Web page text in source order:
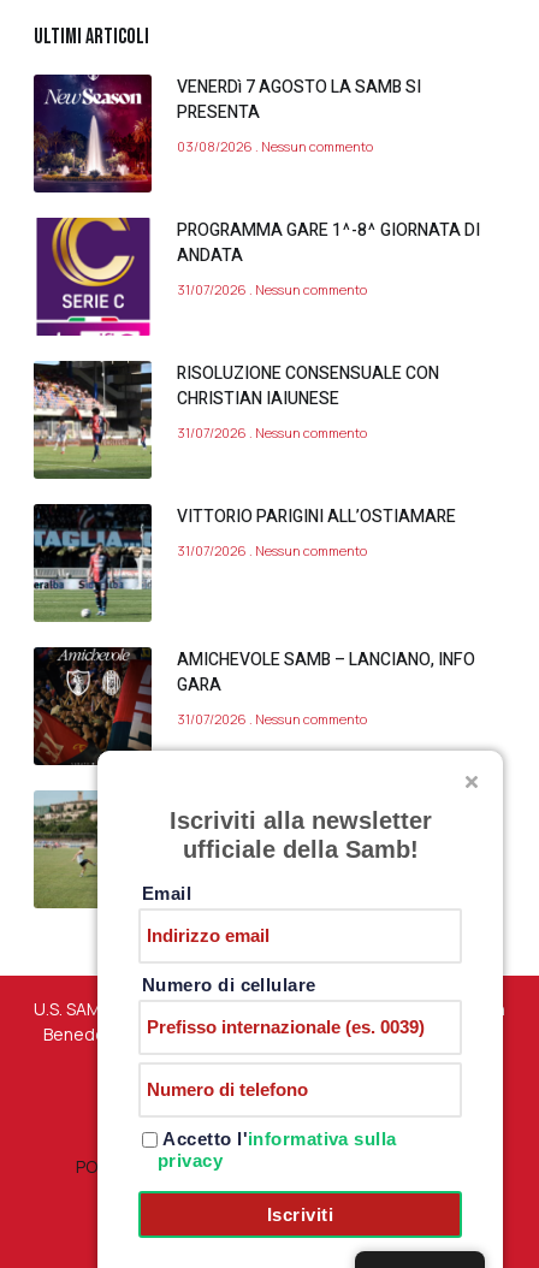
ULTIMI ARTICOLI
VENERDì 7 AGOSTO LA SAMB SI
PRESENTA
03/08/2026 Nessun commento
PROGRAMMA GARE 1^-8^ GIORNATA DI
ANDATA
31/07/2026 Nessun commento
RISOLUZIONE CONSENSUALE CON
CHRISTIAN IAIUNESE
31/07/2026 Nessun commento
VITTORIO PARIGINI ALL’OSTIAMARE
31/07/2026 Nessun commento
AMICHEVOLE SAMB – LANCIANO, INFO
GARA
31/07/2026 Nessun commento
30/07/2026 Nessun commento
U.S. SAMBENEDETTESE – Via Martiri di Marzabotto snc – San
Benedetto del Tronto (AP) – P.iva 01198610444 –
POLICY
Iscriviti alla newsletter
ufficiale della Samb!
Email
Numero di cellulare
Accetto l'informativa sulla
privacy
Iscriviti
POLITICA RESI E RIMBORSI
Credit